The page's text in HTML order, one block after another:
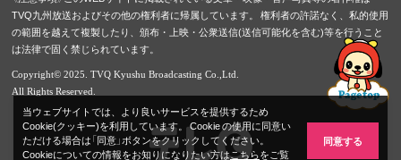
TVQ九州放送およびその他の権利者に帰属しています。 権利者の許諾なく、私的使用
の範囲を越えて複製したり、頒布・上映・公衆送信(送信可能化を含む)等を行うこと
は法律で固く禁じられています。
Copyright© 2025. TVQ Kyushu Broadcasting Co.,Ltd.
All Rights Reserved.
当ウェブサイトでは、より良いサービスを提供するため
Cookie(クッキー)を利用しています。 Cookie の使用に同意い
ただける場合は「同意」ボタンをクリックしてください。
Cookieについての情報をお知りになりたい方はこちらをご覧
同意する